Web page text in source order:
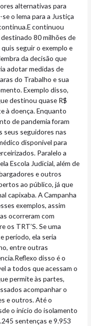
alternativas para
o lema para a Justiça
continuou
80 milhões de
seguir o exemplo e
da decisão que
adotar medidas de
do Trabalho e sua
Exemplo disso,
destinou quase R$
à doença. Enquanto
de pandemia foram
seus seguidores nas
disponível para
Paralelo a
Escola Judicial, além de
e outros
ao público, já que
capixaba. A Campanha
exemplos, assim
ocorreram com
os TRT’S. Se uma
período, ela seria
entre outras
disso é o
a todos que acessam o
permite às partes,
acompanhar o
e outros. Até o
o início do isolamento
sentenças e 9.953